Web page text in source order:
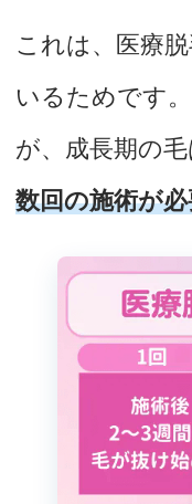
これは、医療
いるためです
が、成長期の
数回の施術が